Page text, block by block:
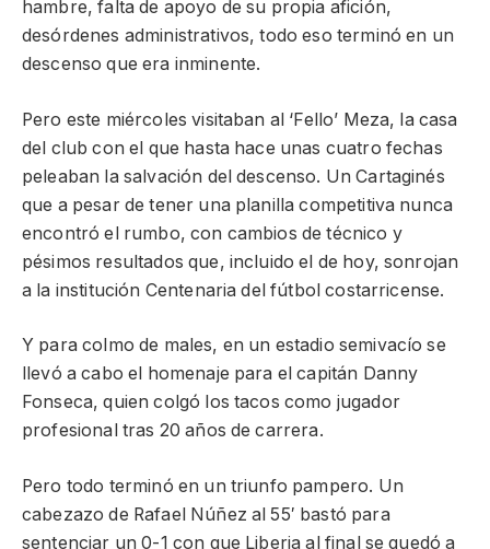
hambre, falta de apoyo de su propia afición,
desórdenes administrativos, todo eso terminó en un
descenso que era inminente.
Pero este miércoles visitaban al ‘Fello’ Meza, la casa
del club con el que hasta hace unas cuatro fechas
peleaban la salvación del descenso. Un Cartaginés
que a pesar de tener una planilla competitiva nunca
encontró el rumbo, con cambios de técnico y
pésimos resultados que, incluido el de hoy, sonrojan
a la institución Centenaria del fútbol costarricense.
Y para colmo de males, en un estadio semivacío se
llevó a cabo el homenaje para el capitán Danny
Fonseca, quien colgó los tacos como jugador
profesional tras 20 años de carrera.
Pero todo terminó en un triunfo pampero. Un
cabezazo de Rafael Núñez al 55′ bastó para
sentenciar un 0-1 con que Liberia al final se quedó a